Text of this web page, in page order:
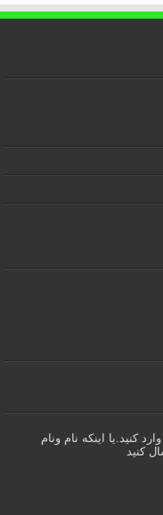
کنید.یا اینکه نام ونام